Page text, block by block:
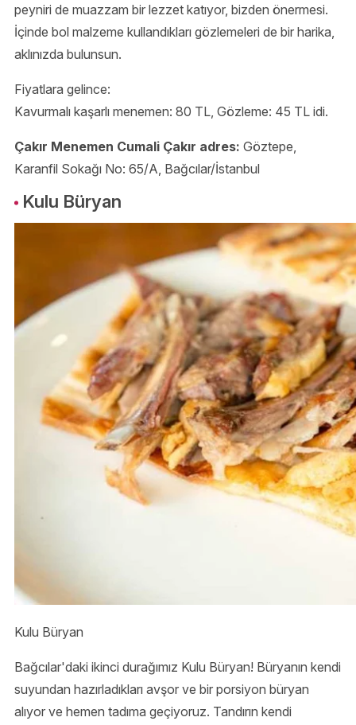
peyniri de muazzam bir lezzet katıyor, bizden önermesi.
İçinde bol malzeme kullandıkları gözlemeleri de bir harika,
aklınızda bulunsun.
Fiyatlara gelince:
Kavurmalı kaşarlı menemen: 80 TL, Gözleme: 45 TL idi.
Çakır Menemen Cumali Çakır adres: Göztepe,
Karanfil Sokağı No: 65/A, Bağcılar/İstanbul
Kulu Büryan
Kulu Büryan
Bağcılar'daki ikinci durağımız Kulu Büryan! Büryanın kendi
suyundan hazırladıkları avşor ve bir porsiyon büryan
alıyor ve hemen tadıma geçiyoruz. Tandırın kendi